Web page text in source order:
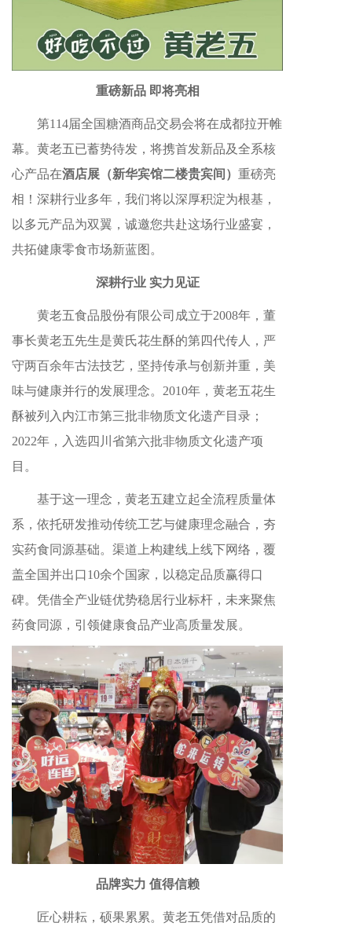
重磅新品 即将亮相
第114届全国糖酒商品交易会将在成都拉开帷
幕。黄老五已蓄势待发，将携首发新品及全系核
心产品在酒店展（新华宾馆二楼贵宾间） 重磅亮
相！深耕行业多年，我们将以深厚积淀为根基，
以多元产品为双翼，诚邀您共赴这场行业盛宴，
共拓健康零食市场新蓝图。
深耕行业 实力见证
黄老五食品股份有限公司成立于2008年，董
事长黄老五先生是黄氏花生酥的第四代传人，严
守两百余年古法技艺，坚持传承与创新并重，美
味与健康并行的发展理念。2010年，黄老五花生
酥被列入内江市第三批非物质文化遗产目录；
2022年，入选四川省第六批非物质文化遗产项
目。
基于这一理念，黄老五建立起全流程质量体
系，依托研发推动传统工艺与健康理念融合，夯
实药食同源基础。渠道上构建线上线下网络，覆
盖全国并出口10余个国家，以稳定品质赢得口
碑。凭借全产业链优势稳居行业标杆，未来聚焦
药食同源，引领健康食品产业高质量发展。
品牌实力 值得信赖
匠心耕耘，硕果累累。黄老五凭借对品质的